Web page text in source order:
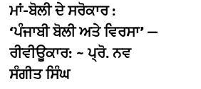
ਮਾਂ-ਬੋਲੀ ਦੇ ਸਰੋਕਾਰ :
‘ਪੰਜਾਬੀ ਬੋਲੀ ਅਤੇ ਵਿਰਸਾ’ —
ਰੀਵੀਊਕਾਰ: ~ ਪ੍ਰੋ. ਨਵ
ਸੰਗੀਤ ਸਿੰਘ